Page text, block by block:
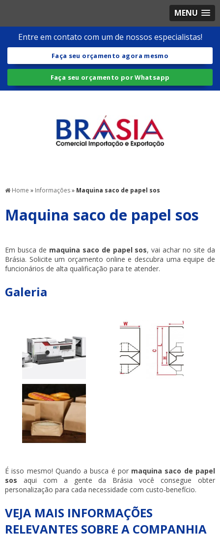
MENU
Entre em contato com um de nossos especialistas!
Faça seu orçamento agora mesmo
Faça seu orçamento por Whatsapp
Home » Informações» Maquina saco de papel sos
Maquina saco de papel sos
Em busca de maquina saco de papel sos, vai achar no site da
Brásia. Solicite um orçamento online e descubra uma equipe de
funcionários de alta qualificação para te atender.
Galeria
É isso mesmo! Quando a busca é por maquina saco de papel
sos aqui com a gente da Brásia você consegue obter
personalização para cada necessidade com custo-benefício.
VEJA MAIS INFORMAÇÕES
RELEVANTES SOBRE A COMPANHIA